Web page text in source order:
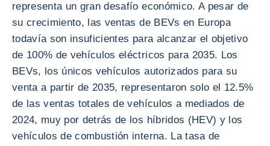
representa un gran desafío económico. A pesar de
su crecimiento, las ventas de BEVs en Europa
todavía son insuficientes para alcanzar el objetivo
de 100% de vehículos eléctricos para 2035. Los
BEVs, los únicos vehículos autorizados para su
venta a partir de 2035, representaron solo el 12.5%
de las ventas totales de vehículos a mediados de
2024, muy por detrás de los híbridos (HEV) y los
vehículos de combustión interna. La tasa de